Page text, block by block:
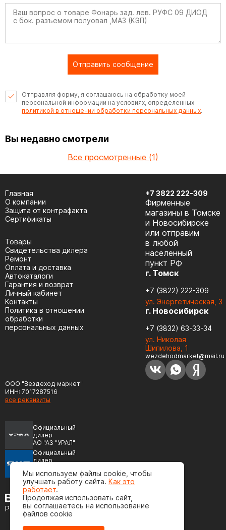
Отправить сообщение
Отправляя форму, я соглашаюсь на обработку моей
персональной информации на условиях, определенных
политикой в отношении обработки персональных данных.
Вы недавно смотрели
Все просмотренные (1)
ООО "Вездеход маркет"
ИНН: 7017287516
все реквизиты
Официальный
дилер
АО "АЗ "УРАЛ"
Официальный
дилер
(ЯМЗ)
Разработка сайта
Главная
О компании
Защита от контрафакта
Сертификаты
Товары
Cвидетельства дилера
Ремонт
Оплата и доставка
Автокаталоги
Гарантия и возврат
Личный кабинет
Контакты
Политика в отношении
обработки
персональных данных
+7 3822 222-309
Фирменные
магазины в Томске
и Новосибирске
или отправим
в любой
населенный
пункт РФ
г. Томск
+7 (3822) 222-309
ул. Энергетическая, 3
г. Новосибирск
+7 (3832) 63-33-34
ул. Николая
Шипилова, 1
wezdehodmarket@mail.ru
Мы используем файлы cookie, чтобы
улучшать работу сайта. Как это
работает.
Продолжая использовать сайт,
вы соглашаетесь на использование
файлов cookie